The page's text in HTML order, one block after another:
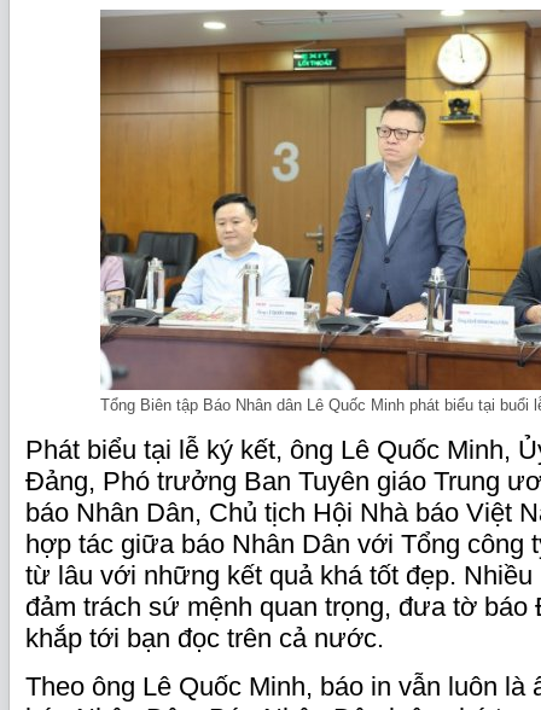
Tổng Biên tập Báo Nhân dân Lê Quốc Minh phát biểu tại buổi
Phát biểu tại lễ ký kết, ông Lê Quốc Minh,
Đảng, Phó trưởng Ban Tuyên giáo Trung
báo Nhân Dân, Chủ tịch Hội Nhà báo Việt
hợp tác giữa báo Nhân Dân với Tổng công
từ lâu với những kết quả khá tốt đẹp.
đảm trách sứ mệnh quan trọng, đưa tờ báo
khắp tới bạn đọc trên cả nước.
Theo ông Lê Quốc Minh, báo in vẫn luôn là